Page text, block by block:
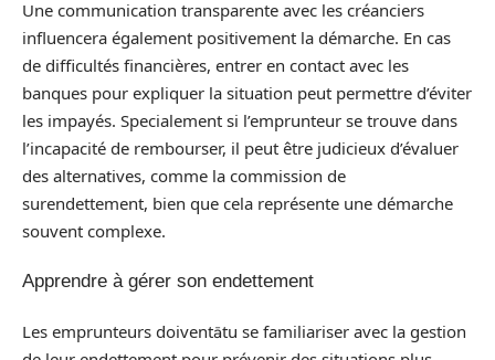
Une communication transparente avec les créanciers
influencera également positivement la démarche. En cas
de difficultés financières, entrer en contact avec les
banques pour expliquer la situation peut permettre d’éviter
les impayés. Specialement si l’emprunteur se trouve dans
l’incapacité de rembourser, il peut être judicieux d’évaluer
des alternatives, comme la commission de
surendettement, bien que cela représente une démarche
souvent complexe.
Apprendre à gérer son endettement
Les emprunteurs doiventātu se familiariser avec la gestion